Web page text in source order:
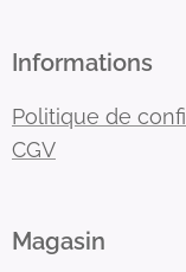
Informations
Politique de
CGV
Magasin